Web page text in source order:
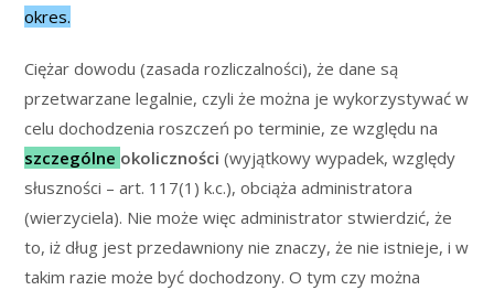
okres.
Ciężar dowodu (zasada rozliczalności), że dane są
przetwarzane legalnie, czyli że można je wykorzystywać w
celu dochodzenia roszczeń po terminie, ze względu na
szczególne okoliczności (wyjątkowy wypadek, względy
słuszności – art. 117(1) k.c.), obciąża administratora
(wierzyciela). Nie może więc administrator stwierdzić, że
to, iż dług jest przedawniony nie znaczy, że nie istnieje, i w
takim razie może być dochodzony. O tym czy można